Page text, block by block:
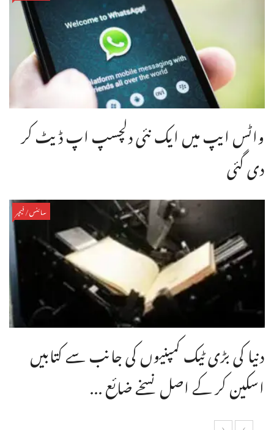
واٹس ایپ میں ایک نئی دلچسپ اپ ڈیٹ کر
دی گئی
سائنس/فیچر
دنیا کی بڑی ٹیک کمپنیوں کی جانب سے کتابیں
اسکین کر کے اصل نسخے ضائع ...